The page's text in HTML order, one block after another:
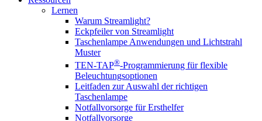
Lernen
Warum Streamlight?
Eckpfeiler von Streamlight
Taschenlampe Anwendungen und Lichtstrahl
Muster
TEN-TAP®-Programmierung für flexible
Beleuchtungsoptionen
Leitfaden zur Auswahl der richtigen
Taschenlampe
Notfallvorsorge für Ersthelfer
Notfallvorsorge